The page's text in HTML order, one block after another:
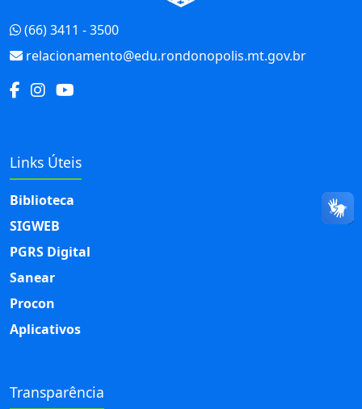
(66) 3411 - 3500
relacionamento@edu.rondonopolis.mt.gov.br
Links Úteis
Biblioteca
SIGWEB
PGRS Digital
Sanear
Procon
Aplicativos
Transparência